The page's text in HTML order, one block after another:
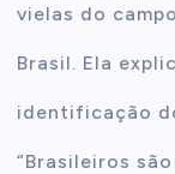
vielas do
Brasil. Ela
identificação
“Brasileiros